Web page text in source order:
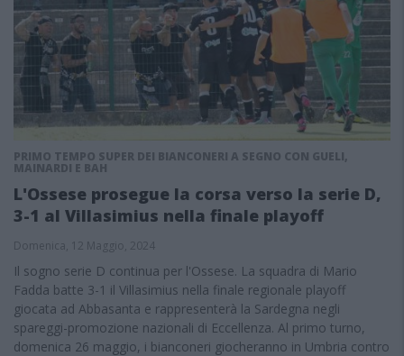
PRIMO TEMPO SUPER DEI BIANCONERI A SEGNO CON GUELI,
MAINARDI E BAH
L'Ossese prosegue la corsa verso la serie D,
3-1 al Villasimius nella finale playoff
Domenica, 12 Maggio, 2024
Il sogno serie D continua per l'Ossese. La squadra di Mario
Fadda batte 3-1 il Villasimius nella finale regionale playoff
giocata ad Abbasanta e rappresenterà la Sardegna negli
spareggi-promozione nazionali di Eccellenza. Al primo turno,
domenica 26 maggio, i bianconeri giocheranno in Umbria contro